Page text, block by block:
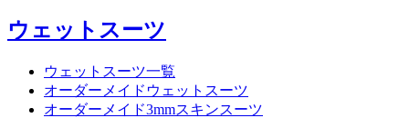
ウェットスーツ
ウェットスーツ一覧
オーダーメイドウェットスーツ
オーダーメイド3mmスキンスーツ